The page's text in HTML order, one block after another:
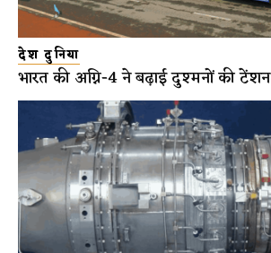
देश दुनिया
भारत की अग्नि-4 ने बढ़ाई दुश्मनों की टेंशन